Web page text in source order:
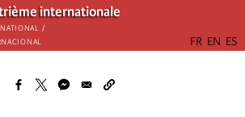
internationale
/